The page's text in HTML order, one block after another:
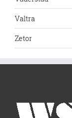
Valtra
Zetor